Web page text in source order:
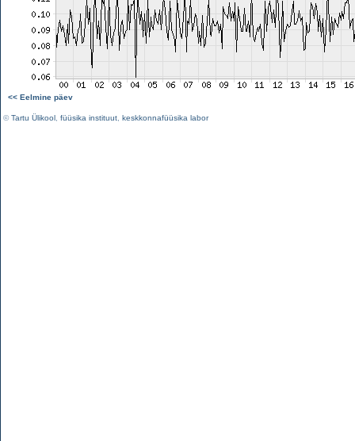
<< Eelmine päev
©Tartu Ülikool füüsika instituut keskkonnafüüsika labor